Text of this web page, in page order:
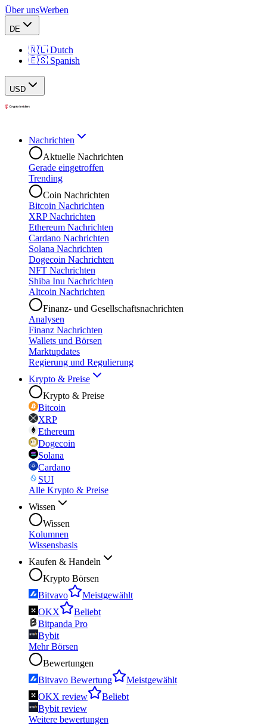
Über unsWerben
DE
🇳🇱 Dutch
🇪🇸 Spanish
USD
Nachrichten
Aktuelle Nachrichten
Gerade eingetroffen
Trending
Coin Nachrichten
Bitcoin Nachrichten
XRP Nachrichten
Ethereum Nachrichten
Cardano Nachrichten
Solana Nachrichten
Dogecoin Nachrichten
NFT Nachrichten
Shiba Inu Nachrichten
Altcoin Nachrichten
Finanz- und Gesellschaftsnachrichten
Analysen
Finanz Nachrichten
Wallets und Börsen
Marktupdates
Regierung und Regulierung
Krypto & Preise
Krypto & Preise
Bitcoin
XRP
Ethereum
Dogecoin
Solana
Cardano
SUI
Alle Krypto & Preise
Wissen
Wissen
Kolumnen
Wissensbasis
Kaufen & Handeln
Krypto Börsen
Bitvavo
Meistgewählt
OKX
Beliebt
Bitpanda Pro
Bybit
Mehr Börsen
Bewertungen
Bitvavo Bewertung
Meistgewählt
OKX review
Beliebt
Bybit review
Weitere bewertungen